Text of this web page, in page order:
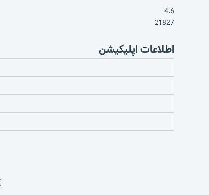
4.6
21827
اطلاعات اپلیکیشن